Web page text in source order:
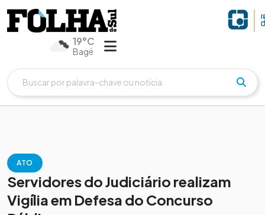
19°C
Bagé
ATO
Servidores do Judiciário realizam
Vigília em Defesa do Concurso